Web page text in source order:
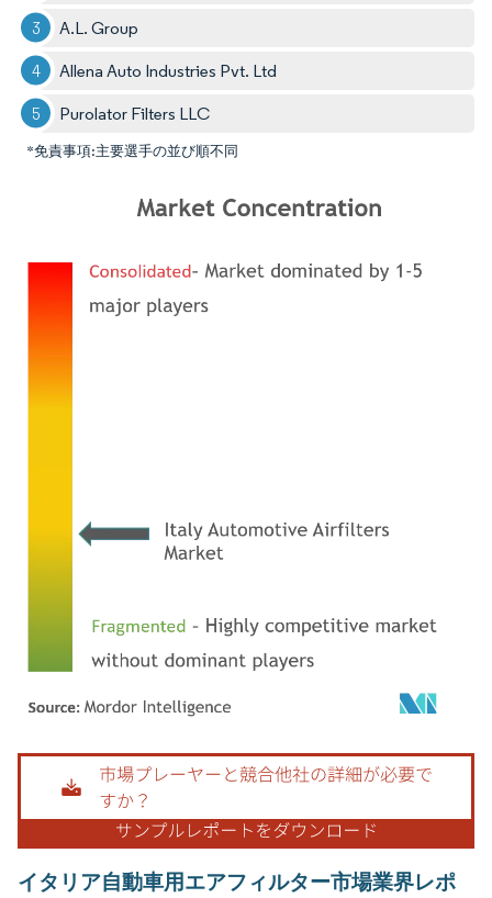
A.L. Group
Allena Auto Industries Pvt. Ltd
Purolator Filters LLC
*免責事項:主要選手の並び順不同
画像 © Mordor Intelligence。再利用にはCC BY 4.0の表示が必要です。
イタリア自動車用エアフィルター市場業界レポ